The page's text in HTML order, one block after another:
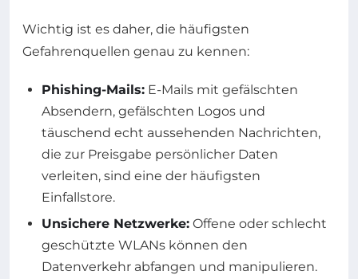
Wichtig ist es daher, die häufigsten
Gefahrenquellen genau zu kennen:
Phishing-Mails: E-Mails mit gefälschten
Absendern, gefälschten Logos und
täuschend echt aussehenden Nachrichten,
die zur Preisgabe persönlicher Daten
verleiten, sind eine der häufigsten
Einfallstore.
Unsichere Netzwerke: Offene oder schlecht
geschützte WLANs können den
Datenverkehr abfangen und manipulieren.